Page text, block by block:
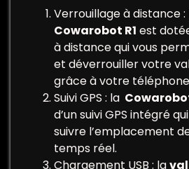
Verrouillage à distance :
Cowarobot R1 est
à distance qui vous
et déverrouiller votre
grâce à votre
Suivi GPS : la
d’un suivi GPS intégré
suivre l’emplacement
temps réel.
Chargement USB : la